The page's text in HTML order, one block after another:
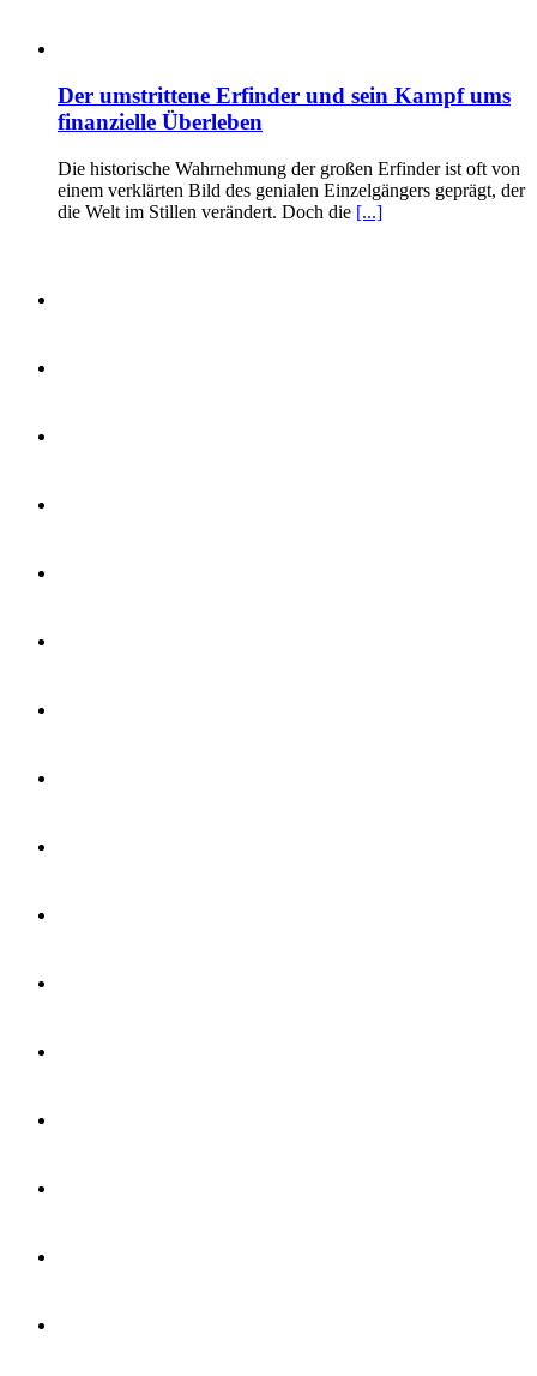
Der umstrittene Erfinder und sein Kampf ums
finanzielle Überleben
Die historische Wahrnehmung der großen Erfinder ist oft von
einem verklärten Bild des genialen Einzelgängers geprägt, der
die Welt im Stillen verändert. Doch die [...]